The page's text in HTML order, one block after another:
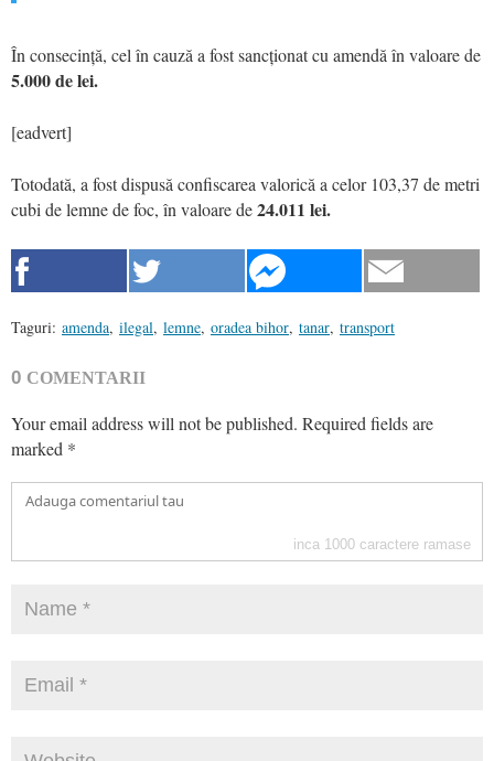
În consecință, cel în cauză a fost sancționat cu amendă în valoare de
5.000 de lei.
[eadvert]
Totodată, a fost dispusă confiscarea valorică a celor 103,37 de metri
cubi de lemne de foc, în valoare de24.011 lei.
Taguri: amenda, ilegal, lemne, oradea bihor, tanar, transport
0 COMENTARII
Your email address will not be published. Required fields are
marked *
inca 1000 caractere ramase